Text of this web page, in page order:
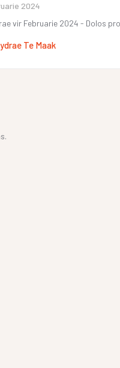
2024
vir Februarie 2024 - Dolos
Te Maak